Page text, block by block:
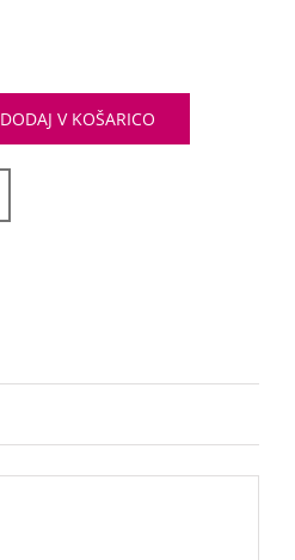
DODAJ V KOŠARICO